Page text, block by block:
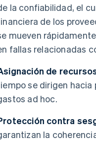
la confiabilidad, el
de los
mueven
fallas relacionadas
de
se dirigen hacia
ad hoc.
contra
la